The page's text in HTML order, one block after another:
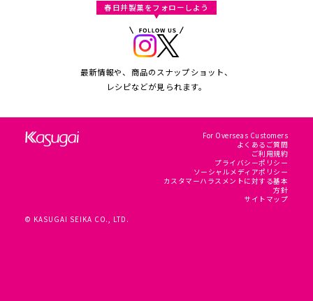
春日井製菓をフォローしよう
最新情報や、商品のスナップショット、
レシピなどが見られます。
© KASUGAI SEIKA CO., LTD.
For Overseas Customers
よくあるご質問
ご利用規約
プライバシーポリシー
ソーシャルメディアポリシー
カスタマーハラスメントに対する基本
方針
サイトマップ